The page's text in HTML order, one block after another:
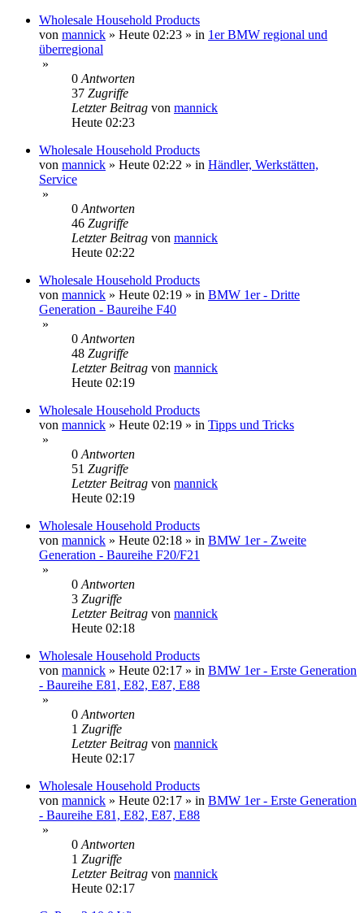
Wholesale Household Products
von mannick » Heute 02:23 » in 1er BMW regional und
überregional
»
0 Antworten
37 Zugriffe
Letzter Beitrag von mannick
Heute 02:23
Wholesale Household Products
von mannick » Heute 02:22 » in Händler, Werkstätten,
Service
»
0 Antworten
46 Zugriffe
Letzter Beitrag von mannick
Heute 02:22
Wholesale Household Products
von mannick » Heute 02:19 » in BMW 1er - Dritte
Generation - Baureihe F40
»
0 Antworten
48 Zugriffe
Letzter Beitrag von mannick
Heute 02:19
Wholesale Household Products
von mannick » Heute 02:19 » in Tipps und Tricks
»
0 Antworten
51 Zugriffe
Letzter Beitrag von mannick
Heute 02:19
Wholesale Household Products
von mannick » Heute 02:18 » in BMW 1er - Zweite
Generation - Baureihe F20/F21
»
0 Antworten
3 Zugriffe
Letzter Beitrag von mannick
Heute 02:18
Wholesale Household Products
von mannick » Heute 02:17 » in BMW 1er - Erste Generation
- Baureihe E81, E82, E87, E88
»
0 Antworten
1 Zugriffe
Letzter Beitrag von mannick
Heute 02:17
Wholesale Household Products
von mannick » Heute 02:17 » in BMW 1er - Erste Generation
- Baureihe E81, E82, E87, E88
»
0 Antworten
1 Zugriffe
Letzter Beitrag von mannick
Heute 02:17